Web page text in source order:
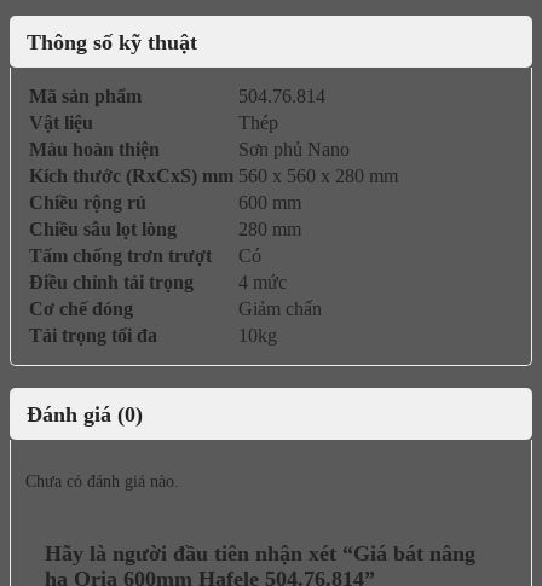
Thông số kỹ thuật
Mã sản phẩm
504.76.814
Vật liệu
Thép
Màu hoàn thiện
Sơn phủ Nano
Kích thước (RxCxS) mm 560 x 560 x 280 mm
Chiều rộng rủ
600 mm
Chiều sâu lọt lòng
280 mm
Tấm chống trơn trượt
Có
Điều chỉnh tải trọng
4 mức
Cơ chế đóng
Giảm chấn
Tải trọng tối đa
10kg
Đánh giá (0)
Chưa có đánh giá nào.
Hãy là người đầu tiên nhận xét “Giá bát nâng
hạ Oria 600mm Hafele 504.76.814”